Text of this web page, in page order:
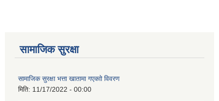
सामाजिक सुरक्षा
सामाजिक सुरक्षा भत्ता खातामा गएकाो विवरण
मिति: 11/17/2022 - 00:00